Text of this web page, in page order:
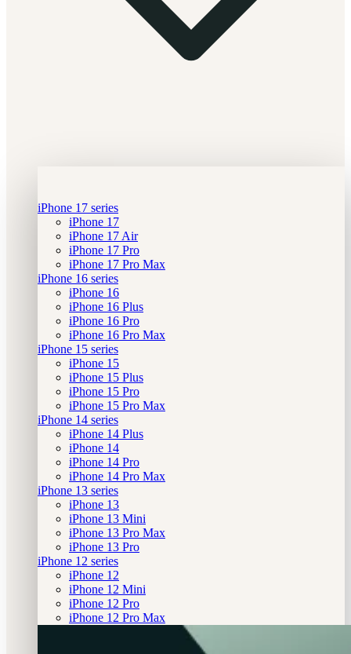
iPhone 17 series
iPhone 17
iPhone 17 Air
iPhone 17 Pro
iPhone 17 Pro Max
iPhone 16 series
iPhone 16
iPhone 16 Plus
iPhone 16 Pro
iPhone 16 Pro Max
iPhone 15 series
iPhone 15
iPhone 15 Plus
iPhone 15 Pro
iPhone 15 Pro Max
iPhone 14 series
iPhone 14 Plus
iPhone 14
iPhone 14 Pro
iPhone 14 Pro Max
iPhone 13 series
iPhone 13
iPhone 13 Mini
iPhone 13 Pro Max
iPhone 13 Pro
iPhone 12 series
iPhone 12
iPhone 12 Mini
iPhone 12 Pro
iPhone 12 Pro Max